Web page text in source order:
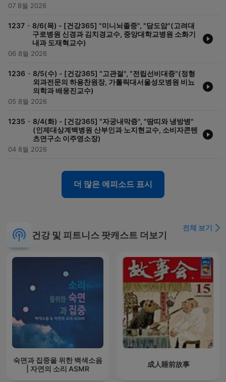
07 8월 2026
1237 - 8/6(목) - [건강365] "미니뇌졸중", "담도암"(고려대
구로병원 신경과 김치경교수, 중앙대학교병원 소화기
내과 도재혁교수)
06 8월 2026
1236 - 8/5(수) - [건강365] "고관절", "전립선비대증"(정형
외과전문의 하용찬원장, 가톨릭대서울성모병원 비뇨
의학과 배웅진교수)
05 8월 2026
1235 - 8/4(화) - [건강365] "자궁내막증", "땀띠와 냉방병"
(인제대상계백병원 산부인과 노지현교수, 소비자콘텐
츠연구소 이주영소장)
04 8월 2026
더 많은 에피소드 표시
건강 및 피트니스 팟캐스트 더보기
전체 보기
숙면과 집중을 위한 백색소음
| 자연의 소리 ASMR
成人睡前故事